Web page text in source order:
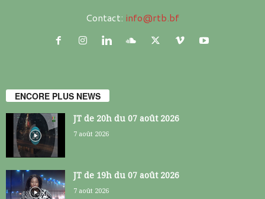
Contact: info@rtb.bf
ENCORE PLUS NEWS
JT de 20h du 07 août 2026
7 août 2026
JT de 19h du 07 août 2026
7 août 2026